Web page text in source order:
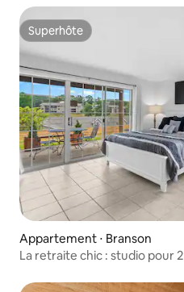
Superhôte
Superhôte
Appartement ⋅ Branson
La retraite chic : studio pour 2